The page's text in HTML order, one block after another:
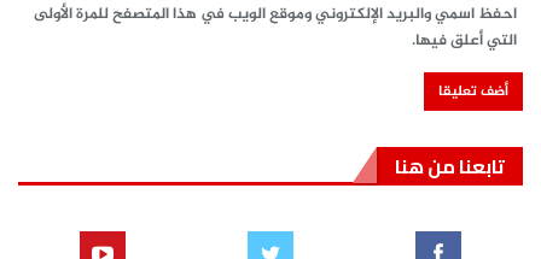
احفظ اسمي والبريد الإلكتروني وموقع الويب في هذا المتصفح للمرة الأولى
التي أعلق فيها.
تابعنا من هنا